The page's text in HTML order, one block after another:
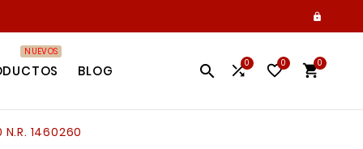

NUEVOS
BLOG  0 0 0
1460260